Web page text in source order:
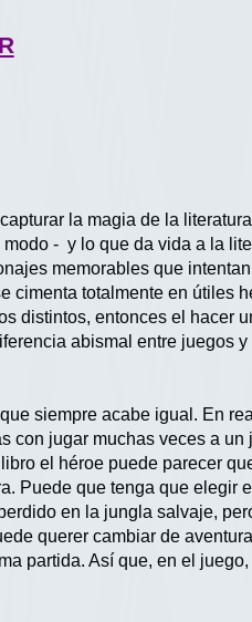
la magia de la
- y lo que da vida a la
memorables que
cimenta totalmente en útiles
distintos, entonces el hacer
abismal entre juegos y
siempre acabe igual. En
con jugar muchas veces a un
el héroe puede parecer
Puede que tenga que elegir
en la jungla salvaje,
querer cambiar de
partida. Así que, en el